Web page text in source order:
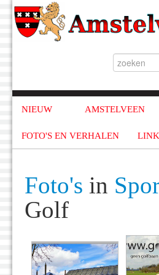
NIEUW AMSTELVEEN
FOTO'S EN VERHALEN
Foto's in
Golf